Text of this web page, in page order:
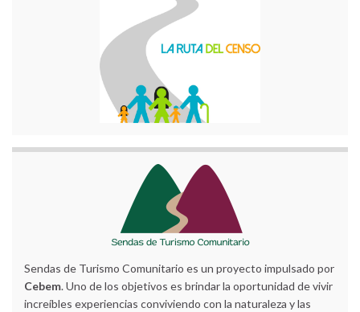
Sendas de Turismo Comunitario es un proyecto impulsado por
Cebem. Uno de los objetivos es brindar la oportunidad de vivir
increíbles experiencias conviviendo con la naturaleza y las